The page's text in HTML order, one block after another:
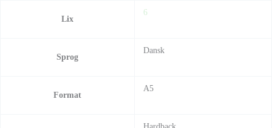
Lix
6
Sprog
Dansk
Format
A5